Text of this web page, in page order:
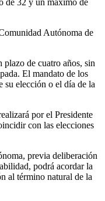
Autónoma de
de cuatro años, sin
El mandato de los
su elección o el día de la
por el Presidente
con las elecciones
previa deliberación
podrá acordar la
al término natural de la